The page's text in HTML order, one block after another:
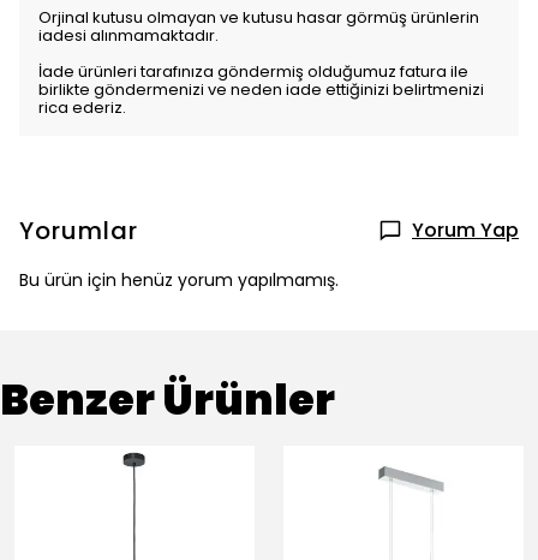
Orjinal kutusu olmayan ve kutusu hasar görmüş ürünlerin
iadesi alınmamaktadır.
İade ürünleri tarafınıza göndermiş olduğumuz fatura ile
birlikte göndermenizi ve neden iade ettiğinizi belirtmenizi
rica ederiz.
Yorumlar Yorum Yap
Bu ürün için henüz yorum yapılmamış.
Benzer Ürünler